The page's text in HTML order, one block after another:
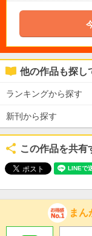
他の作品も探し
ランキングから探す
新刊から探す
この作品を共有
まん